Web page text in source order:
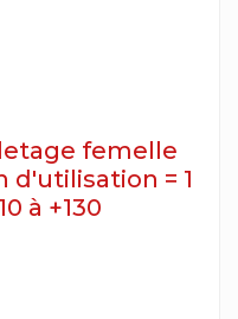
femelle
d'utilisation = 1
à +130